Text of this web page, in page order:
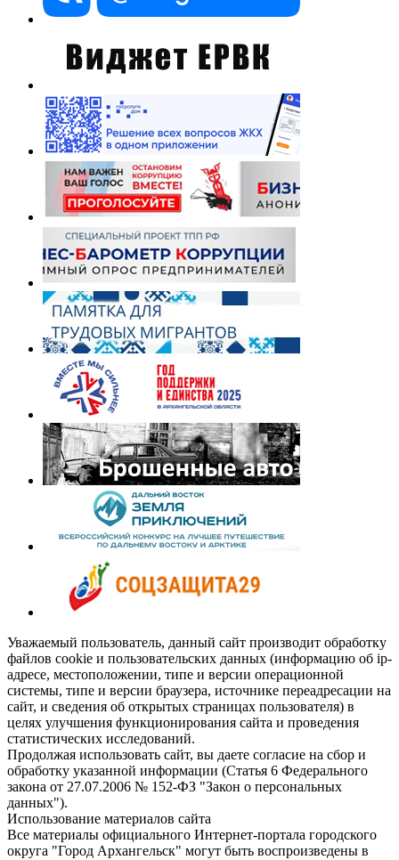
Уважаемый пользователь, данный сайт производит обработку
файлов cookie и пользовательских данных (информацию об ip-
адресе, местоположении, типе и версии операционной
системы, типе и версии браузера, источнике переадресации на
сайт, и сведения об открытых страницах пользователя) в
целях улучшения функционирования сайта и проведения
статистических исследований.
Продолжая использовать сайт, вы даете согласие на сбор и
обработку указанной информации (Статья 6 Федерального
закона от 27.07.2006 № 152-ФЗ "Закон о персональных
данных").
Использование материалов сайта
Все материалы официального Интернет-портала городского
округа "Город Архангельск" могут быть воспроизведены в